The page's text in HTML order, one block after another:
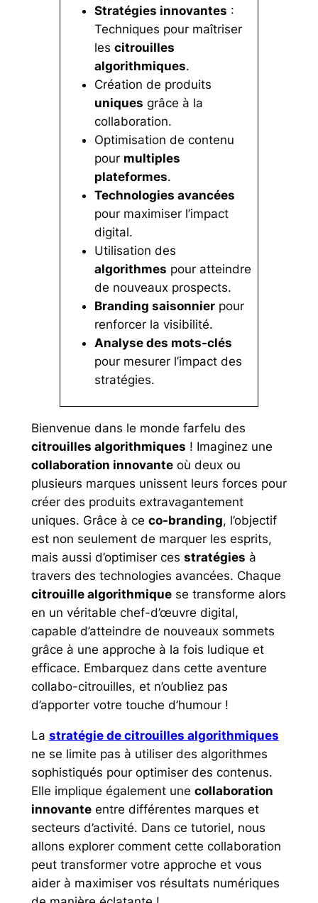
Stratégies innovantes :
Techniques pour maîtriser
lescitrouilles
algorithmiques.
Création de produits
uniques grâce à la
collaboration.
Optimisation de contenu
pour multiples
plateformes.
Technologies avancées
pour maximiser l’impact
digital.
Utilisation des
algorithmes pour atteindre
de nouveaux prospects.
Branding saisonnier pour
renforcer la visibilité.
Analyse des mots-clés
pour mesurer l’impact des
stratégies.
Bienvenue dans le monde farfelu des
citrouilles algorithmiques ! Imaginez une
collaboration innovanteoù deux ou
plusieurs marques unissent leurs forces pour
créer des produits extravagantement
uniques. Grâce à ce co-branding, l’objectif
est non seulement de marquer les esprits,
mais aussi d’optimiser ces stratégies à
travers des technologies avancées. Chaque
citrouille algorithmiquese transforme alors
en un véritable chef-d’œuvre digital,
capable d’atteindre de nouveaux sommets
grâce à une approche à la fois ludique et
efficace. Embarquez dans cette aventure
collabo-citrouilles, et n’oubliez pas
d’apporter votre touche d’humour !
La stratégie de citrouilles algorithmiques
ne se limite pas à utiliser des algorithmes
sophistiqués pour optimiser des contenus.
Elle implique également une collaboration
innovanteentre différentes marques et
secteurs d’activité. Dans ce tutoriel, nous
allons explorer comment cette collaboration
peut transformer votre approche et vous
aider à maximiser vos résultats numériques